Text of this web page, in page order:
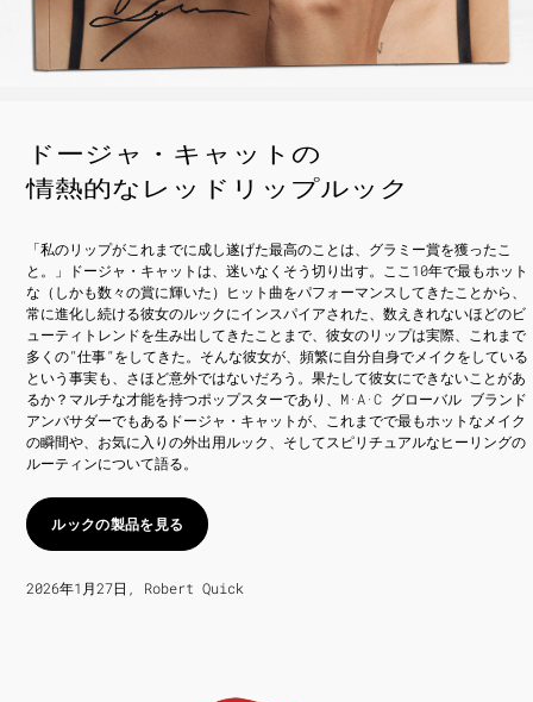
ドージャ・キャットの
情熱的なレッドリップルック
「私のリップがこれまでに成し遂げた最高のことは、グラミー賞を獲ったこ
と。」ドージャ・キャットは、迷いなくそう切り出す。ここ10年で最もホット
な（しかも数々の賞に輝いた）ヒット曲をパフォーマンスしてきたことから、
常に進化し続ける彼女のルックにインスパイアされた、数えきれないほどのビ
ューティトレンドを生み出してきたことまで、彼女のリップは実際、これまで
多くの“仕事”をしてきた。そんな彼女が、頻繁に自分自身でメイクをしている
という事実も、さほど意外ではないだろう。果たして彼女にできないことがあ
るか？マルチな才能を持つポップスターであり、M·A·C グローバル ブランド
アンバサダーでもあるドージャ・キャットが、これまでで最もホットなメイク
の瞬間や、お気に入りの外出用ルック、そしてスピリチュアルなヒーリングの
ルーティンについて語る。
ルックの製品を見る
2026年1月27日, Robert Quick